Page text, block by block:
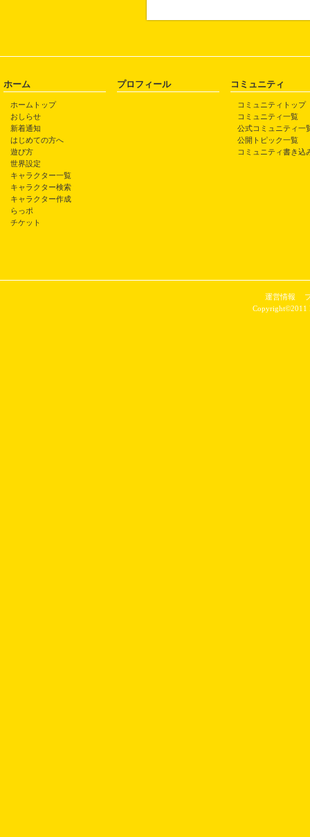
ホーム
ホームトップ
おしらせ
新着通知
はじめての方へ
遊び方
世界設定
キャラクター一覧
キャラクター検索
キャラクター作成
らっポ
チケット
プロフィール コミュニティ
コミュニティトップ
コミュニティ一覧
公式コミュニティ一
公開トピック一覧
コミュニティ書き込
運営情報
Copyright©2011